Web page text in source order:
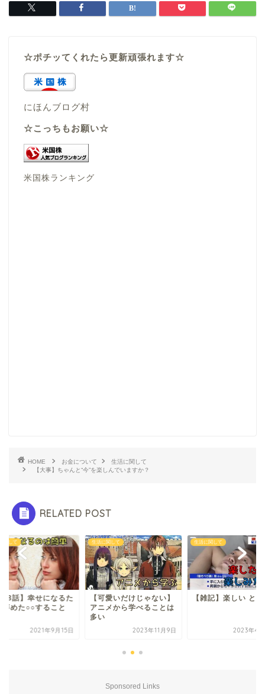
☆ポチッてくれたら更新頑張れます☆
にほんブログ村
☆こっちもお願い☆
米国株ランキング
HOME お金について
生活に関して
【大事】ちゃんと“今”を楽しんでいますか？
RELATED POST
関して
愛いだけじゃない】
メから学べることは
2023年11月9日
生活に関して
【雑記】楽しい と 楽
2023年4月24日
生活に関して
【第68話】幸せにな
2021年9
Sponsored Links